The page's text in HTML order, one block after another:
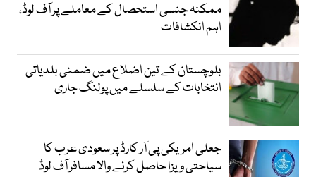
ممکنہ جنسی استحصال کے معاملے پر آف لوڈ،
اہم انکشافات
بلوچستان کے تین اضلاع میں ضمنی بلدیاتی
انتخابات کے سلسلے میں پولنگ جاری
جعلی امریکی پی آر کارڈ پر سعودی عرب کا
سیاحتی ویزا حاصل کرنے والا مسافر آف لوڈ